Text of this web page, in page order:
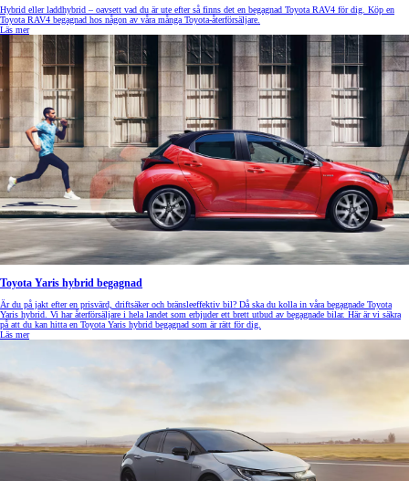
Hybrid eller laddhybrid – oavsett vad du är ute efter så finns det en begagnad Toyota RAV4 för dig. Köp en
Toyota RAV4 begagnad hos någon av våra många Toyota-återförsäljare.
Läs mer
Toyota Yaris hybrid begagnad
Är du på jakt efter en prisvärd, driftsäker och bränsleeffektiv bil? Då ska du kolla in våra begagnade Toyota
Yaris hybrid. Vi har återförsäljare i hela landet som erbjuder ett brett utbud av begagnade bilar. Här är vi säkra
på att du kan hitta en Toyota Yaris hybrid begagnad som är rätt för dig.
Läs mer